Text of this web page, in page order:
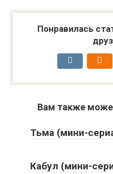
Понравилась
Вам также
Тьма (мини-
Кабул (мини-